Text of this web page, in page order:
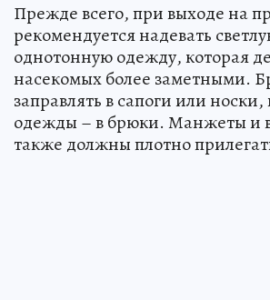
Прежде всего, при выходе на
рекомендуется надевать
однотонную одежду, которая
насекомых более заметными.
заправлять в сапоги или
одежды – в брюки. Манжеты и
также должны плотно